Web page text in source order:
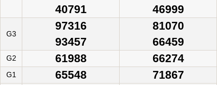
40791
46999
G3
97316
93457
81070
66459
G2 61988 66274
G1 65548 71867